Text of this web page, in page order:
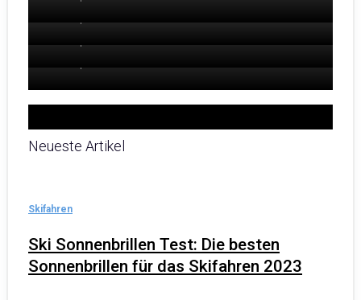
2023
Neueste Artikel
Ski Sonnenbrillen Test: Die besten
Sonnenbrillen für das Skifahren 2023
Skifahren